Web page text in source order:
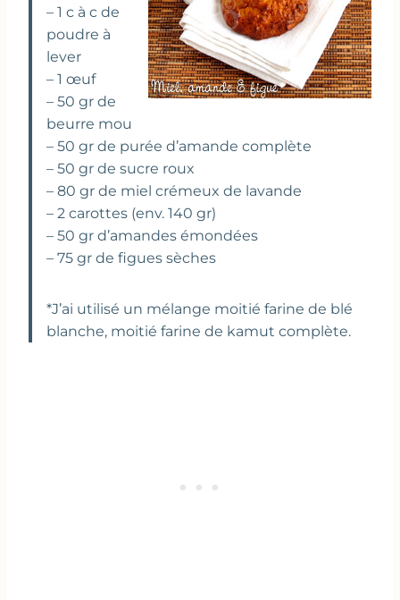
– 1 c à c de
poudre à
lever
– 1 œuf
– 50 gr de
beurre mou
– 50 gr de purée d’amande complète
– 50 gr de sucre roux
– 80 gr de miel crémeux de lavande
– 2 carottes (env. 140 gr)
– 50 gr d’amandes émondées
– 75 gr de figues sèches
*J’ai utilisé un mélange moitié farine de blé
blanche, moitié farine de kamut complète.